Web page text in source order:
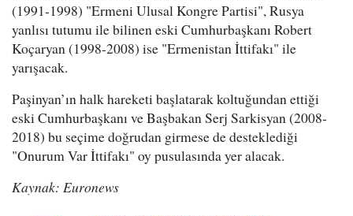
(1991-1998) "Ermeni Ulusal Kongre Partisi", Rusya
yanlısı tutumu ile bilinen eski Cumhurbaşkanı Robert
Koçaryan (1998-2008) ise "Ermenistan İttifakı" ile
yarışacak.
Paşinyan’ın halk hareketi başlatarak koltuğundan ettiği
eski Cumhurbaşkanı ve Başbakan Serj Sarkisyan (2008-
2018) bu seçime doğrudan girmese de desteklediği
"Onurum Var İttifakı" oy pusulasında yer alacak.
Kaynak: Euronews